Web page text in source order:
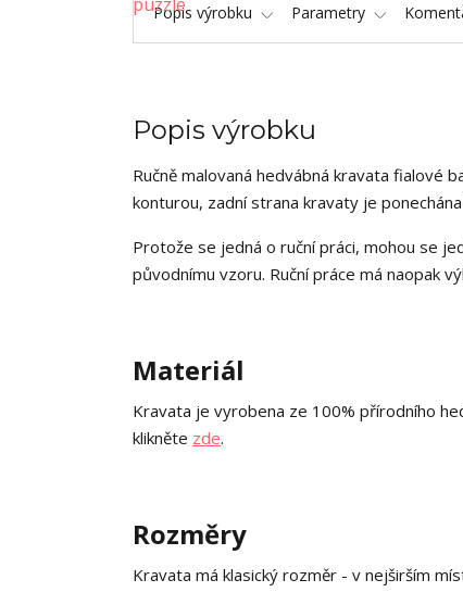
Popis výrobku Parametry
Popis výrobku
Ručně malovaná hedvábná kravata fialové
konturou, zadní strana kravaty je ponechána
Protože se jedná o ruční práci, mohou se
původnímu vzoru. Ruční práce má naopak
Materiál
Kravata je vyrobena ze 100% přírodního
klikněte zde.
Rozměry
Kravata má klasický rozměr - v nejširším